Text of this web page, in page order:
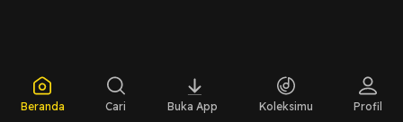
Beranda Cari Buka App Koleksimu Profil